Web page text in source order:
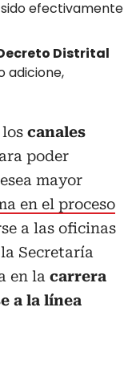
efectivamente
Distrital
adicione,
canales
poder
mayor
en el proceso
a las oficinas
Secretaría
en la carrera
a la línea